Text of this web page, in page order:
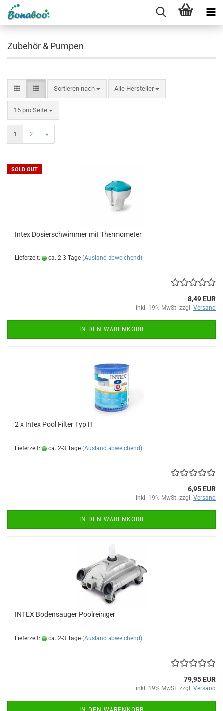
Zubehör & Pumpen
Sortieren nach
Sortieren nach Alle Hersteller
16 pro Seite
pro Seite
1 2 »
SOLD OUT
Intex Do­sier­schwim­mer mit Ther­mo­me­ter
Lieferzeit: ca. 2-3 Tage (Ausland abweichend)
8,49 EUR
inkl. 19% MwSt. zzgl. Versand
IN DEN WARENKORB
2 x Intex Pool Fil­ter Typ H
Lieferzeit: ca. 2-3 Tage (Ausland abweichend)
6,95 EUR
inkl. 19% MwSt. zzgl. Versand
IN DEN WARENKORB
INTEX Bo­den­sau­ger Pool­rei­ni­ger
Lieferzeit: ca. 2-3 Tage (Ausland abweichend)
79,95 EUR
inkl. 19% MwSt. zzgl. Versand
IN DEN WARENKORB